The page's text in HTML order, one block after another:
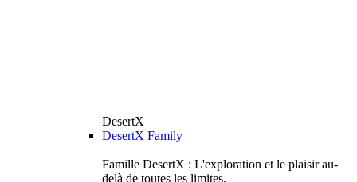
DesertX
DesertX Family
Famille DesertX : L'exploration et le plaisir au-
delà de toutes les limites.